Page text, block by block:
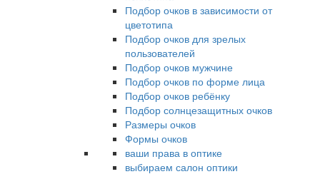
Подбор очков в зависимости от
цветотипа
Подбор очков для зрелых
пользователей
Подбор очков мужчине
Подбор очков по форме лица
Подбор очков ребёнку
Подбор солнцезащитных очков
Размеры очков
Формы очков
ваши права в оптике
выбираем салон оптики